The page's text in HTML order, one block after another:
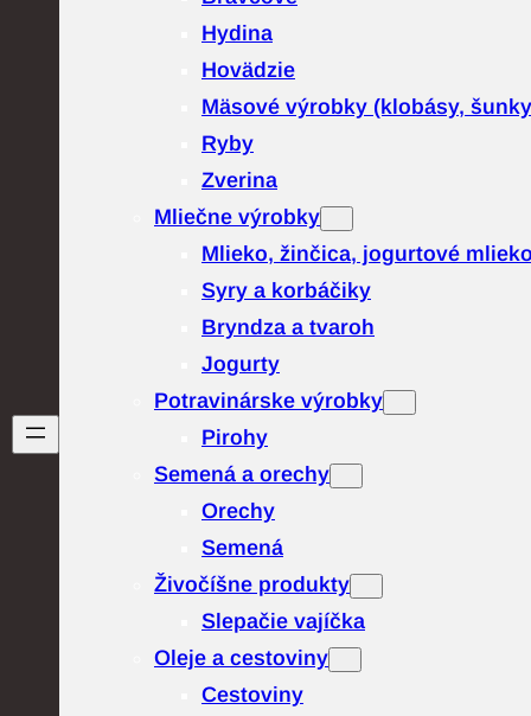
Hydina
Hovädzie
Mäsové výrobky (klobásy,
Ryby
Zverina
Mliečne výrobky
Mlieko, žinčica, jogurtové
Syry a korbáčiky
Bryndza a tvaroh
Jogurty
Potravinárske výrobky
Pirohy
Semená a orechy
Orechy
Semená
Živočíšne produkty
Slepačie vajíčka
Oleje a cestoviny
Cestoviny